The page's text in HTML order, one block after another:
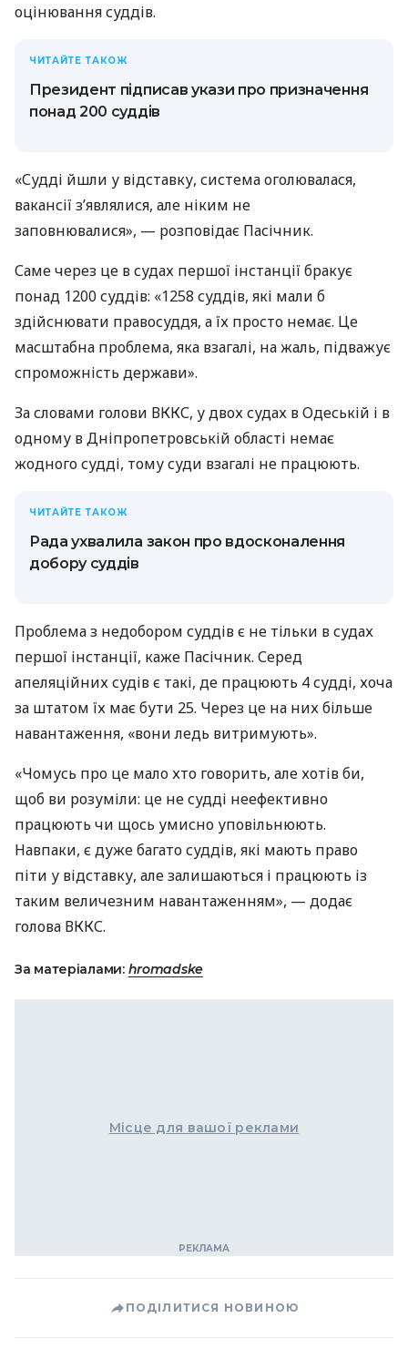
оцінювання суддів.
ЧИТАЙТЕ ТАКОЖ
Президент підписав укази про призначення
понад 200 суддів
«Судді йшли у відставку, система оголювалася,
вакансії з’являлися, але ніким не
заповнювалися», — розповідає Пасічник.
Саме через це в судах першої інстанції бракує
понад 1200 суддів: «1258 суддів, які мали б
здійснювати правосуддя, а їх просто немає. Це
масштабна проблема, яка взагалі, на жаль, підважує
спроможність держави».
За словами голови ВККС, у двох судах в Одеській і в
одному в Дніпропетровській області немає
жодного судді, тому суди взагалі не працюють.
ЧИТАЙТЕ ТАКОЖ
Рада ухвалила закон про вдосконалення
добору суддів
Проблема з недобором суддів є не тільки в судах
першої інстанції, каже Пасічник. Серед
апеляційних судів є такі, де працюють 4 судді, хоча
за штатом їх має бути 25. Через це на них більше
навантаження, «вони ледь витримують».
«Чомусь про це мало хто говорить, але хотів би,
щоб ви розуміли: це не судді неефективно
працюють чи щось умисно уповільнюють.
Навпаки, є дуже багато суддів, які мають право
піти у відставку, але залишаються і працюють із
таким величезним навантаженням», — додає
голова ВККС.
За матеріалами: hromadske
Місце для вашої реклами
ПОДІЛИТИСЯ НОВИНОЮ